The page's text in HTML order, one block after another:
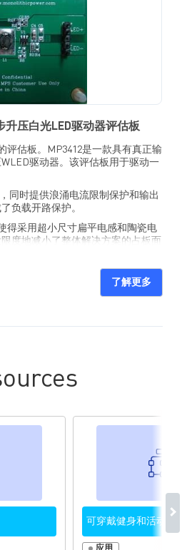
升压白光LED驱动器评估板
评估板。MP3412是一款具有真正输
驱动器。该评估板用于驱动一
同时提供浪涌电流限制保护和输出
负载开路保护。
得采用超小尺寸扁平电感和陶瓷电
度地减小了整体解决方案的占板面
断电流。其真正的输出断连功能使
，该器件还限制启动期间的浪涌电
了解更多
可穿戴健身和活动监